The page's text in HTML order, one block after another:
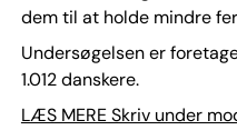
dem til at holde mindre
Undersøgelsen er
1.012 danskere.
LÆS MERE Skriv under